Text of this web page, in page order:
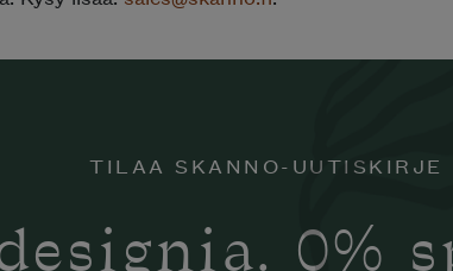
TILAA SKANNO-UUTISKIRJE
0%